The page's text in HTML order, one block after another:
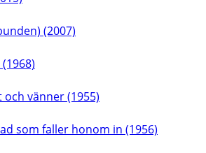
(2007)
och vänner (1955)
som faller honom in (1956)